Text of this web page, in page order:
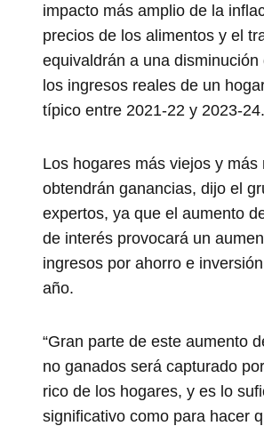
impacto más amplio de la
precios de los alimentos y el
equivaldrán a una disminución
los ingresos reales de un
típico entre 2021-22 y 2023-24.
Los hogares más viejos y más
obtendrán ganancias, dijo el
expertos, ya que el aumento
de interés provocará un
ingresos por ahorro e
año.
“Gran parte de este aumento
no ganados será capturado
rico de los hogares, y es lo
significativo como para hacer